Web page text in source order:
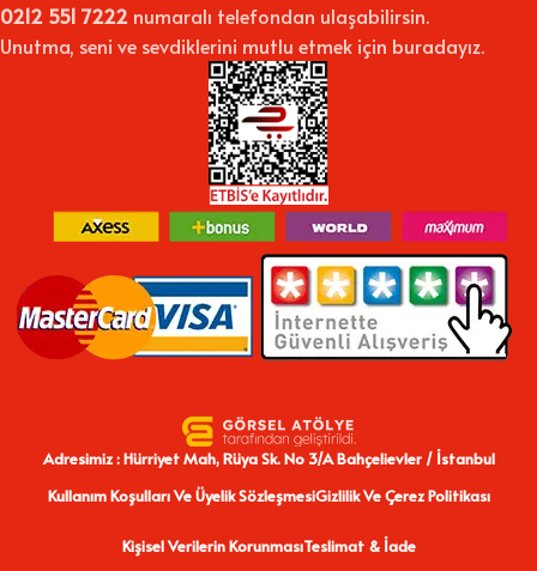
0212 551 7222 numaralı telefondan ulaşabilirsin.
Unutma, seni ve sevdiklerini mutlu etmek için buradayız.
Adresimiz : Hürriyet Mah, Rüya Sk. No 3/A Bahçelievler / İstanbul
Kullanım Koşulları Ve Üyelik SözleşmesiGizlilik Ve Çerez Politikası
Kişisel Verilerin KorunmasıTeslimat & İade